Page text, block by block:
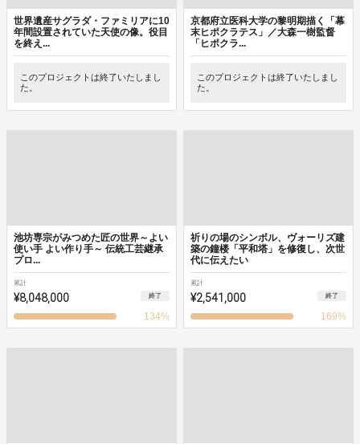
世界遺産サグラダ・ファミリアに10
年間設置されていた天使の像。役目
を終え...
このプロジェクトは終了いたしまし
た。
京都府立医科大学の黎明期描く「幕
末ヒポクラテス」／大森一樹監督
「ヒポクラ...
このプロジェクトは終了いたしまし
た。
池坊専宗がみつめた匠の世界～よい
使い手 よい作り手～ 伝統工芸継承
プロ...
累計
¥8,048,000 終了
134%
祈りの場のシンボル、ヴォーリズ建
築の鐘楼「平和塔」を修復し、次世
代に伝えたい
累計
¥2,541,000 終了
169%